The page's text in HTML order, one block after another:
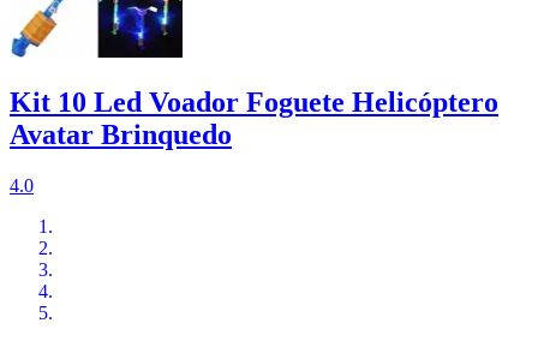
Kit 10 Led Voador Foguete Helicóptero
Avatar Brinquedo
4.0